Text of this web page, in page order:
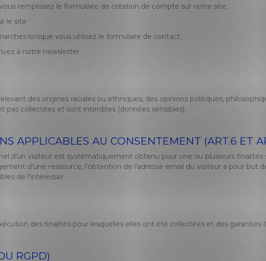
remplissez le formulaire de création de compte sur notre site.
le site
lorsque vous utilisez le formulaire de contact
à notre newsletter
des origines raciales ou ethniques, des opinions politiques,
pas collectées et sont interdites (données sensibles).
APPLICABLES AU CONSENTEMENT (ART.6 ET
d’un visiteur est systématiquement obtenu pour une ou plusieurs finalités
d’une ressource, l’obtention de l’adresse email du visiteur a pour but
de l’intéresser.
des finalités pour lesquelles elles ont été collectées et des garanties
RGPD)